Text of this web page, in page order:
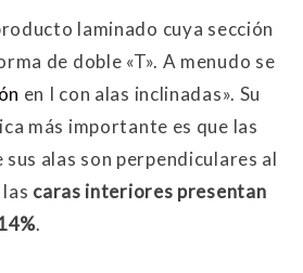
laminado cuya sección
de doble «T». A menudo se
en I con alas inclinadas». Su
más importante es que las
alas son perpendiculares al
caras interiores presentan
.